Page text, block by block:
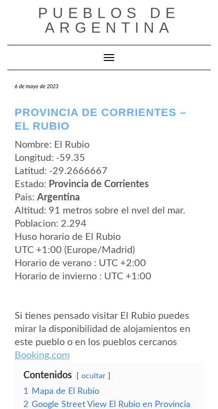
PUEBLOS DE
ARGENTINA
Cambiar modo de navegación
6 de mayo de 2023
PROVINCIA DE CORRIENTES –
EL RUBIO
Nombre: El Rubio
Longitud: -59.35
Latitud: -29.2666667
Estado: Provincia de Corrientes
Pais: Argentina
Altitud: 91 metros sobre el nvel del mar.
Poblacion: 2.294
Huso horario de El Rubio
UTC +1:00 (Europe/Madrid)
Horario de verano : UTC +2:00
Horario de invierno : UTC +1:00
Si tienes pensado visitar El Rubio puedes
mirar la disponibilidad de alojamientos en
este pueblo o en los pueblos cercanos
Booking.com
Contenidos ocultar
1
Mapa de El Rubio
2 Google Street View El Rubio en Provincia